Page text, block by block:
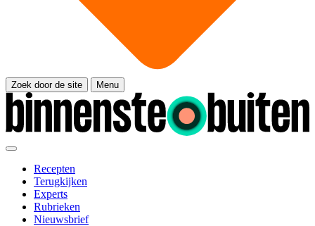
Zoek door de site Menu
Recepten
Terugkijken
Experts
Rubrieken
Nieuwsbrief